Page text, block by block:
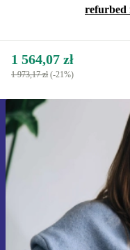
refurbed
1 564,07 zł
1 973,17 zł (-21%)
Zapisz
Nie